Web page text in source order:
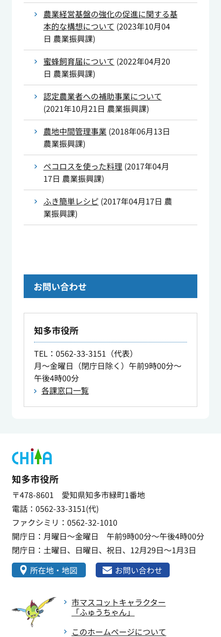
農業経営基盤の強化の促進に関する基
本的な構想について (2023年10月04
日 農業振興課)
蜜蜂飼育届について (2022年04月20
日 農業振興課)
認定農業者への補助事業について
(2021年10月21日 農業振興課)
農地中間管理事業 (2018年06月13日
農業振興課)
ペコロスを使った料理(2017年04月
17日 農業振興課)
ふき簡単レシピ (2017年04月17日 農
業振興課)
お問い合わせ
知多市役所
TEL：0562-33-3151（代表）
月～金曜日（閉庁日除く）午前9時00分～
午後4時00分
各課窓口一覧
知多市役所
〒478-8601 愛知県知多市緑町1番地
電話：0562-33-3151(代)
ファクシミリ：0562-32-1010
開庁日：月曜日～金曜日 午前9時00分～午後4時00分
閉庁日：土曜日、日曜日、祝日、12月29日～1月3日
所在地・地図
お問い合わせ
市マスコットキャラクター
「ふゅうちゃん」
このホームページについて